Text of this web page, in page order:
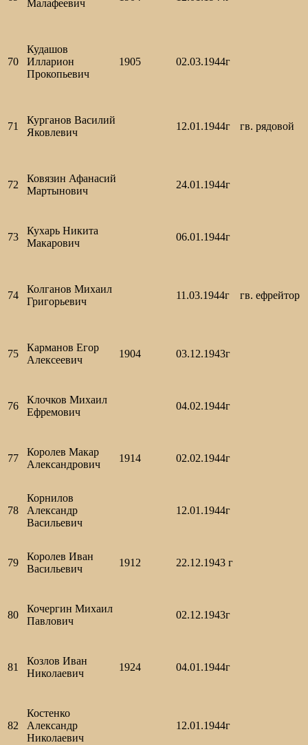
Малафеевич
70
Кудашов
Илларион
Прокопьевич
1905 02.03.1944г
71
Курганов Василий
Яковлевич
12.01.1944г гв. рядовой
72
Ковязин Афанасий
Мартынович
24.01.1944г
73
Кухарь Никита
Макарович
06.01.1944г
74
Колганов Михаил
Григорьевич
11.03.1944г гв. ефрейтор
75
Карманов Егор
Алексеевич
1904 03.12.1943г
76
Клочков Михаил
Ефремович
04.02.1944г
77
Королев Макар
Александрович
1914 02.02.1944г
78
Корнилов
Александр
Васильевич
12.01.1944г
79
Королев Иван
Васильевич
1912 22.12.1943 г
80
Кочергин Михаил
Павлович
02.12.1943г
81
Козлов Иван
Николаевич
1924 04.01.1944г
82
Костенко
Александр
Николаевич
12.01.1944г